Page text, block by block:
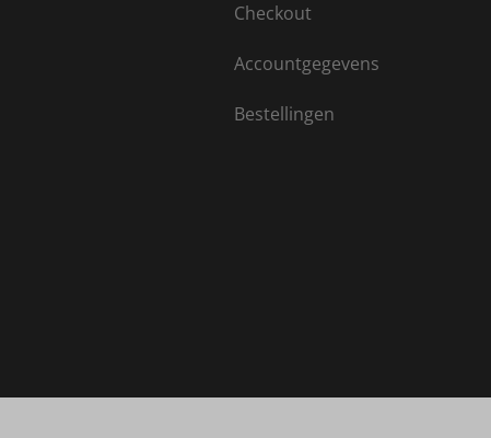
Checkout
Accountgegevens
Bestellingen